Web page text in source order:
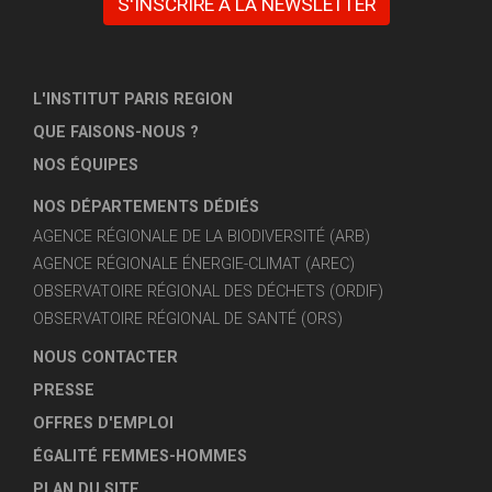
L'INSTITUT PARIS REGION
QUE FAISONS-NOUS ?
NOS ÉQUIPES
NOS DÉPARTEMENTS DÉDIÉS
AGENCE RÉGIONALE DE LA BIODIVERSITÉ (ARB)
AGENCE RÉGIONALE ÉNERGIE-CLIMAT (AREC)
OBSERVATOIRE RÉGIONAL DES DÉCHETS (ORDIF)
OBSERVATOIRE RÉGIONAL DE SANTÉ (ORS)
NOUS CONTACTER
PRESSE
OFFRES D'EMPLOI
ÉGALITÉ FEMMES-HOMMES